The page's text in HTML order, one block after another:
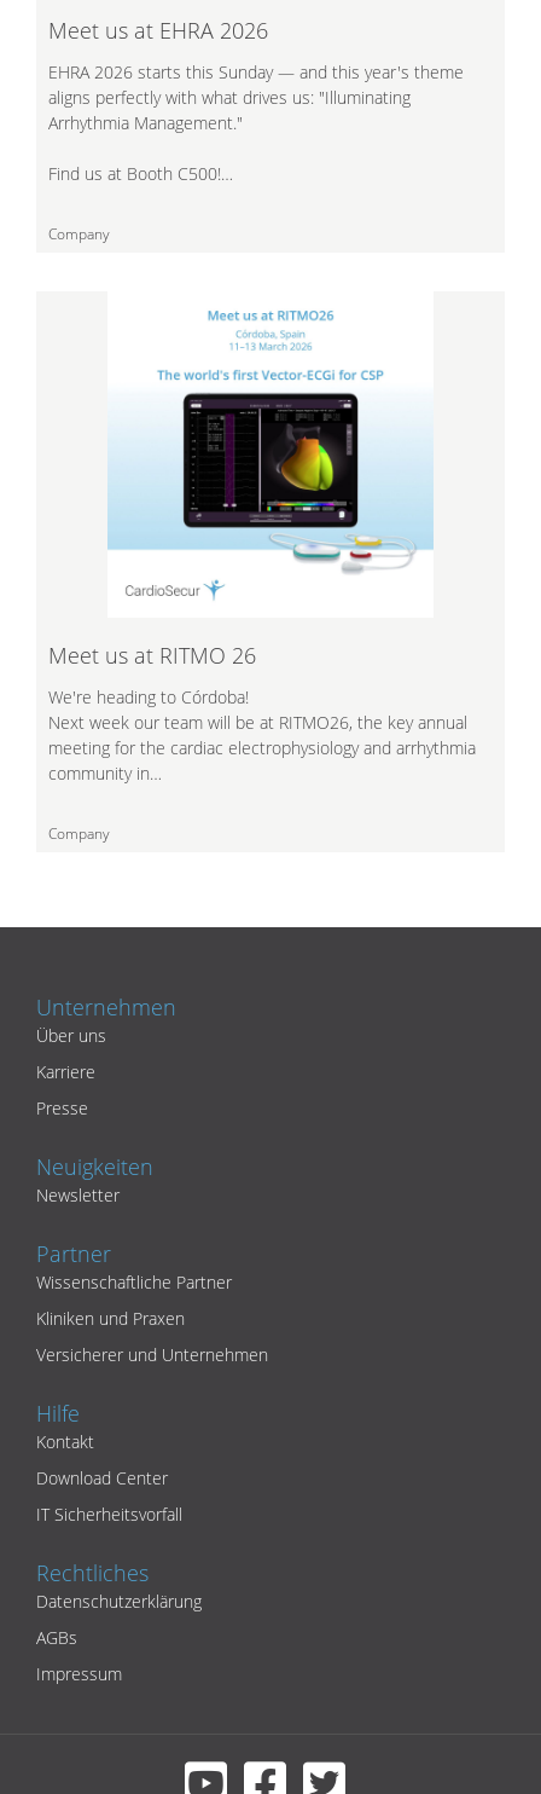
Meet us at EHRA 2026
EHRA 2026 starts this Sunday — and this year's theme
aligns perfectly with what drives us: "Illuminating
Arrhythmia Management."
Find us at Booth C500!…
Company
Meet us at RITMO 26
We're heading to Córdoba!
Next week our team will be at RITMO26, the key annual
meeting for the cardiac electrophysiology and arrhythmia
community in…
Company
Unternehmen
Über uns
Karriere
Presse
Neuigkeiten
Newsletter
Partner
Wissenschaftliche Partner
Kliniken und Praxen
Versicherer und Unternehmen
Hilfe
Kontakt
Download Center
IT Sicherheitsvorfall
Rechtliches
Datenschutzerklärung
AGBs
Impressum